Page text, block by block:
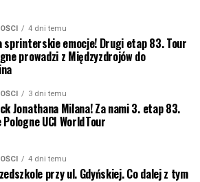
4 dni temu
sprinterskie emocje! Drugi etap 83. Tour
prowadzi z Międzyzdrojów do
3 dni temu
Jonathana Milana! Za nami 3. etap 83.
Pologne UCI WorldTour
4 dni temu
przy ul. Gdyńskiej. Co dalej z tym